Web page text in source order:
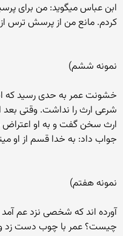
ابن عباس میگوید: من برای
کردم. مانع من از پرسش ترس از
نمونه ششم)
خشونت عمر به حدی رسید که
شرعی ارث را نداشت. وقتی بعد
ارث سخن گفت و به او اعتراض
جواب داد: به خدا قسم از او
نمونه هفتم)
آورده اند که شخصی نزد عم آمد
چیست؟ عمر با چوب دست زد و